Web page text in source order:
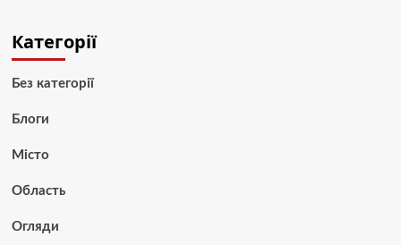
Категорії
Без категорії
Блоги
Місто
Область
Огляди